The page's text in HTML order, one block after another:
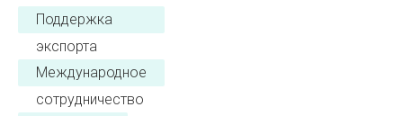
Поддержка
экспорта
Международное
сотрудничество